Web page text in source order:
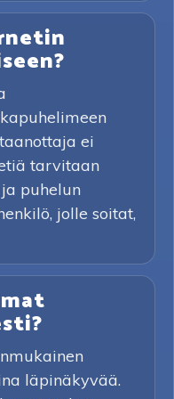
ei
tarvitaan
puhelun
jolle soitat,
läpinäkyvää.